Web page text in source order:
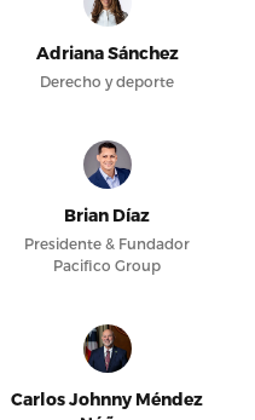
Adriana Sánchez
Derecho y deporte
Brian Díaz
Presidente & Fundador
Pacifico Group
Carlos Johnny Méndez